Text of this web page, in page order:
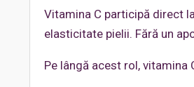
Vitamina C participă direct
elasticitate pielii. Fără un
Pe lângă acest rol,